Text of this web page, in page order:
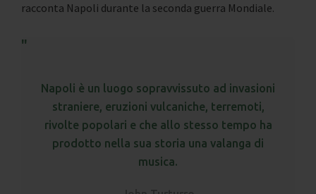
racconta Napoli durante la seconda guerra Mondiale.
Napoli è un luogo sopravvissuto ad invasioni
straniere, eruzioni vulcaniche, terremoti,
rivolte popolari e che allo stesso tempo ha
prodotto nella sua storia una valanga di
musica.